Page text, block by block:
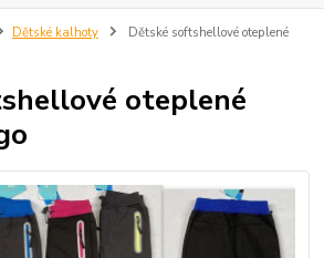
Dětské kalhoty
Dětské softshellové oteplené
oteplené